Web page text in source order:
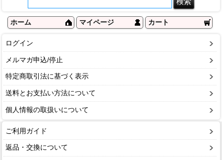
ホーム マイページ カート
ログイン
メルマガ申込/停止
特定商取引法に基づく表示
送料とお支払い方法について
個人情報の取扱いについて
ご利用ガイド
返品・交換について